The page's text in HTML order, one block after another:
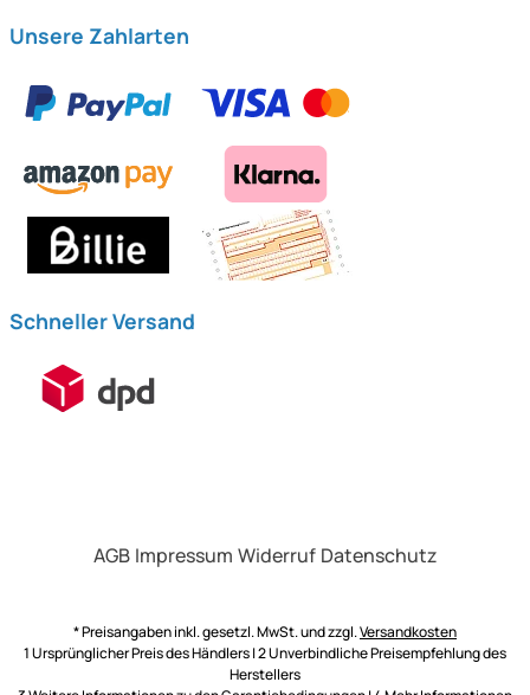
Unsere Zahlarten
Schneller Versand
AGB Impressum Widerruf Datenschutz
* Preisangaben inkl. gesetzl. MwSt. und zzgl.Versandkosten
1 Ursprünglicher Preis des Händlers | 2 Unverbindliche Preisempfehlung des
Herstellers